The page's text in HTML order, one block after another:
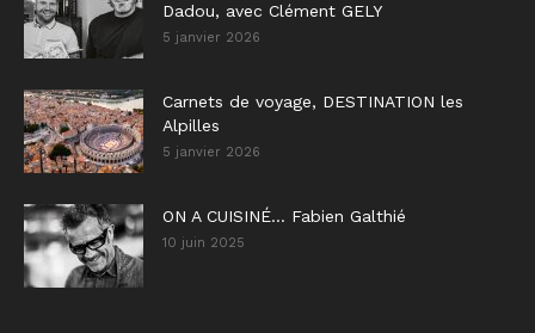
Dadou, avec Clément GELY
5 janvier 2026
Carnets de voyage, DESTINATION les
Alpilles
5 janvier 2026
ON A CUISINÉ… Fabien Galthié
10 juin 2025